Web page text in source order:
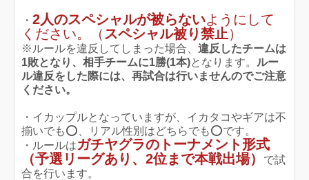
・ 2人のスペシャルが被らないようにして
ください。（ スペシャル被り禁止）
※ルールを違反してしまった場合、 違反したチームは
1敗となり、相手チームに1勝(1本)となります。 ルー
ル違反をした際には、再試合は行いませんのでご注意
ください。
・イカップルとなっていますが、イカタコやギアは不
揃いでも️⭕️、リアル性別はどちらでも️⭕️です。
・ルールはガチヤグラのトーナメント形式
（予選リーグあり、2位まで本戦出場）
で試
合を行います。